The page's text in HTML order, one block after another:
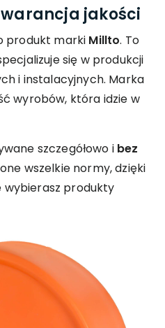
jakości
produkt marki Millto. To
się w produkcji
i instalacyjnych. Marka
wyrobów, która idzie w
szczegółowo i bez
one wszelkie normy, dzięki
wybierasz produkty